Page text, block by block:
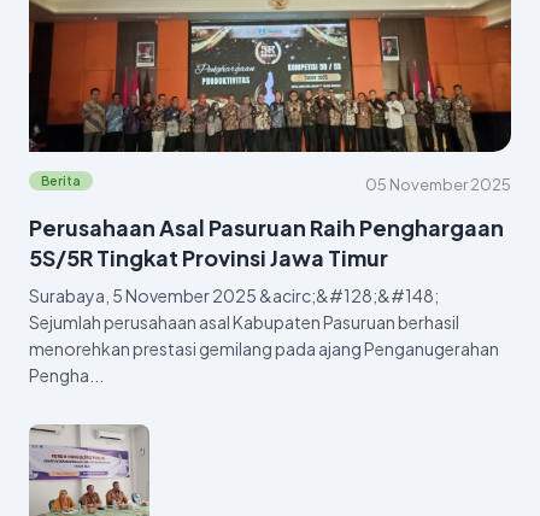
Berita 05 November 2025
Perusahaan Asal Pasuruan Raih Penghargaan
5S/5R Tingkat Provinsi Jawa Timur
Surabaya, 5 November 2025 &acirc;&#128;&#148;
Sejumlah perusahaan asal Kabupaten Pasuruan berhasil
menorehkan prestasi gemilang pada ajang Penganugerahan
Pengha...